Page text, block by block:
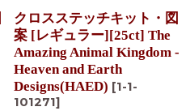
クロスステッチキット・図
案 [レギュラー][25ct] The
Amazing Animal Kingdom -
Heaven and Earth
Designs(HAED) [1-1-
101271]